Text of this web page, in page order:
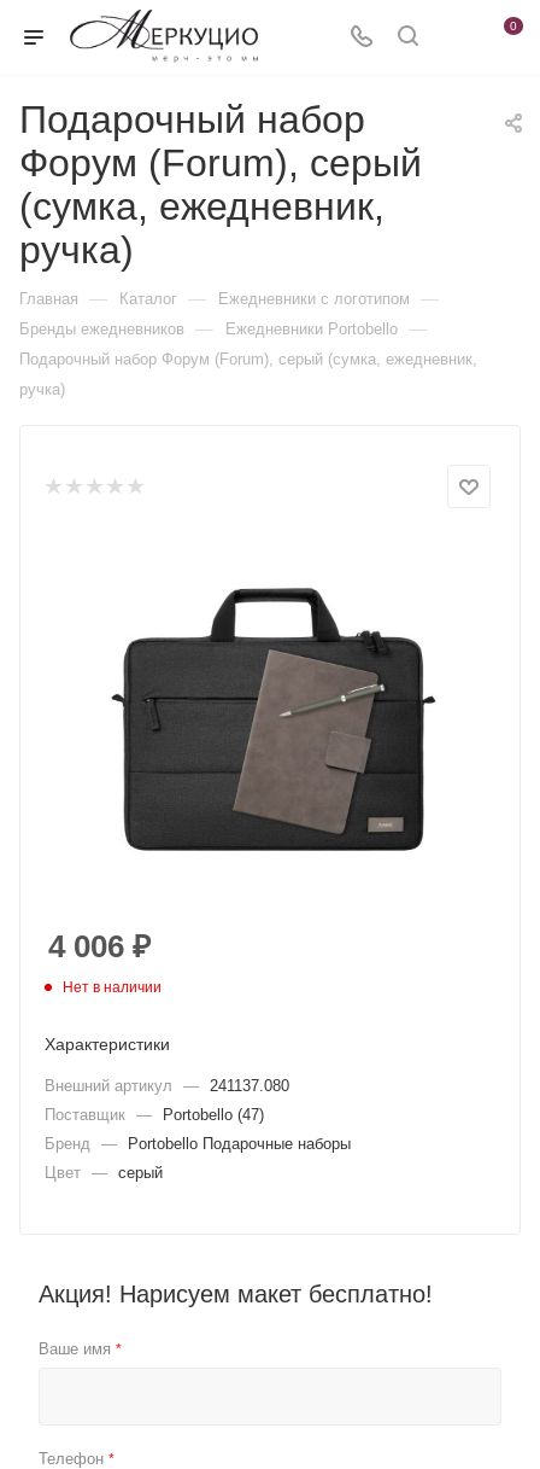
0
Подарочный набор
Форум (Forum), серый
(сумка, ежедневник,
ручка)
Главная — Каталог — Ежедневники c логотипом —
Бренды ежедневников — Ежедневники Portobello —
Подарочный набор Форум (Forum), серый (сумка, ежедневник,
ручка)
4 006 ₽
Нет в наличии
Характеристики
Внешний артикул —
241137.080
Поставщик —
Portobello (47)
Бренд
—
Portobello Подарочные наборы
Цвет — серый
Акция! Нарисуем макет бесплатно!
Ваше имя *
Телефон *